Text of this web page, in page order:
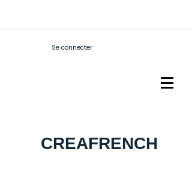
Se connecter
CREAFRENCH